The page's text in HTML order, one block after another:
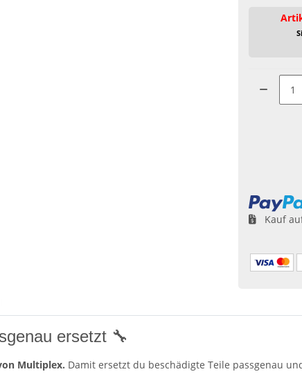
Loading...
Kauf
ersetzt 🔧
Multiplex. Damit ersetzt du beschädigte Teile passgenau